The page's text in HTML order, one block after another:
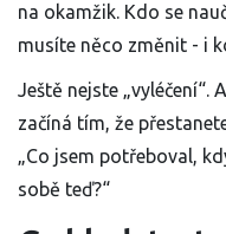
na okamžik. Kdo se
musíte něco změnit - i
Ještě nejste „vyléčení“.
začíná tím, že
„Co jsem potřeboval,
sobě teď?“